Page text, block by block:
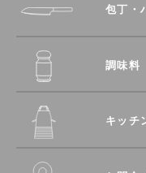
包丁・
調味料
キッチ